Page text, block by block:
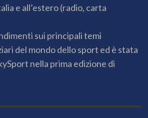
e all’estero (radio, carta
sui principali temi
del mondo dello sport ed è stata
nella prima edizione di